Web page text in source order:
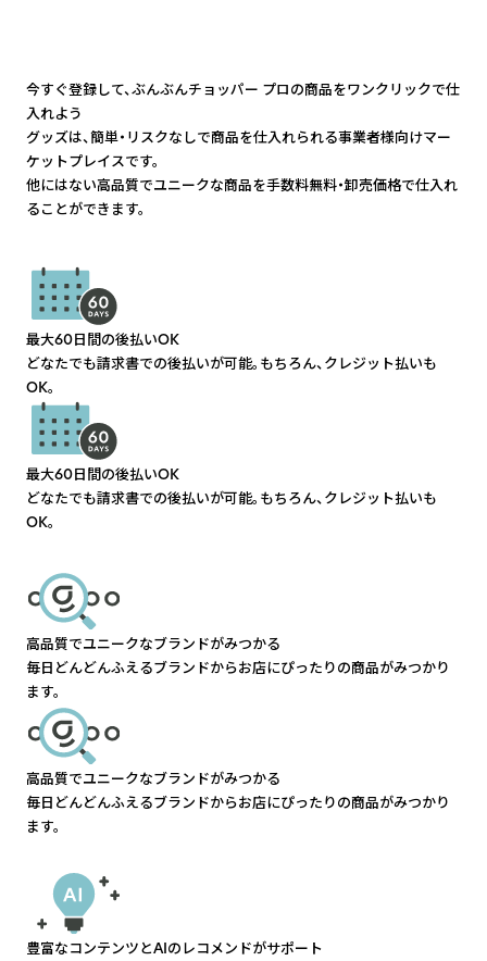
今すぐ登録して、ぶんぶんチョッパー プロの商品をワンクリックで仕
入れよう
グッズは、簡単・リスクなしで商品を仕入れられる事業者様向けマー
ケットプレイスです。
他にはない高品質でユニークな商品を手数料無料・卸売価格で仕入れ
ることができます。
最大60日間の後払いOK
どなたでも請求書での後払いが可能。もちろん、クレジット払いも
OK。
最大60日間の後払いOK
どなたでも請求書での後払いが可能。もちろん、クレジット払いも
OK。
高品質でユニークなブランドがみつかる
毎日どんどんふえるブランドからお店にぴったりの商品がみつかり
ます。
高品質でユニークなブランドがみつかる
毎日どんどんふえるブランドからお店にぴったりの商品がみつかり
ます。
豊富なコンテンツとAIのレコメンドがサポート